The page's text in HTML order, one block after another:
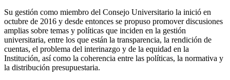
Su gestión como miembro del Consejo Universitario la inició en
octubre de 2016 y desde entonces se propuso promover discusiones
amplias sobre temas y políticas que inciden en la gestión
universitaria, entre los que están la transparencia, la rendición de
cuentas, el problema del interinazgo y de la equidad en la
Institución, así como la coherencia entre las políticas, la normativa y
la distribución presupuestaria.